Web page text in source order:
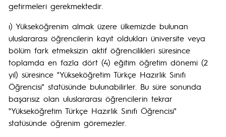
getirmeleri gerekmektedir.
ı) Yükseköğrenim almak üzere ülkemizde bulunan
uluslararası öğrencilerin kayıt oldukları üniversite veya
bölüm fark etmeksizin aktif öğrencilikleri süresince
toplamda en fazla dört (4) eğitim öğretim dönemi (2
yıl) süresince "Yükseköğretim Türkçe Hazırlık Sınıfı
Öğrencisi" statüsünde bulunabilirler. Bu süre sonunda
başarısız olan uluslararası öğrencilerin tekrar
"Yükseköğretim Türkçe Hazırlık Sınıfı Öğrencisi"
statüsünde öğrenim göremezler.